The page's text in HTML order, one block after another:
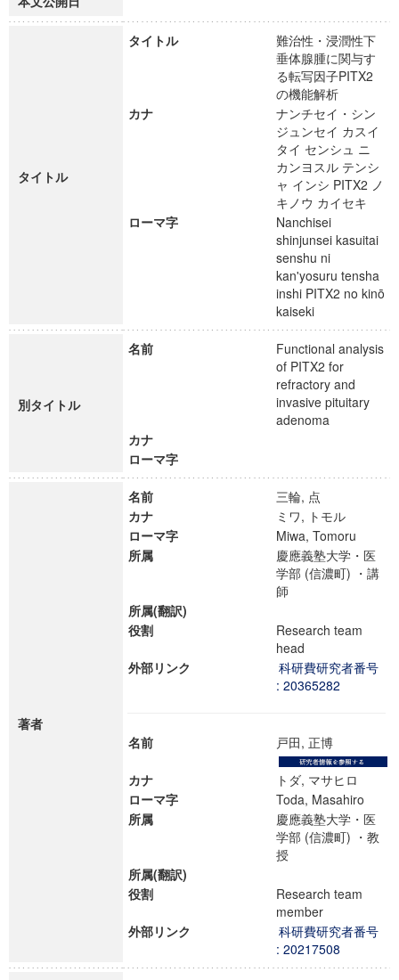
タイトル
タイトル
難治性・浸潤性下
垂体腺腫に関与す
る転写因子PITX2
の機能解析
カナ
ナンチセイ・シン
ジュンセイ カスイ
タイ センシュ ニ
カンヨスル テンシ
ャ インシ PITX2 ノ
キノウ カイセキ
ローマ字
Nanchisei
shinjunsei kasuitai
senshu ni
kan'yosuru tensha
inshi PITX2 no kinō
kaiseki
別タイトル
名前
Functional analysis
of PITX2 for
refractory and
invasive pituitary
adenoma
カナ
ローマ字
著者
名前
三輪, 点
カナ
ミワ, トモル
ローマ字
Miwa, Tomoru
所属
慶應義塾大学・医
学部 (信濃町) ・講
師
所属(翻訳)
役割
Research team
head
外部リンク
科研費研究者番号
: 20365282
名前 戸田, 正博
カナ
トダ, マサヒロ
ローマ字
Toda, Masahiro
所属
慶應義塾大学・医
学部 (信濃町) ・教
授
所属(翻訳)
役割
Research team
member
外部リンク
科研費研究者番号
: 20217508